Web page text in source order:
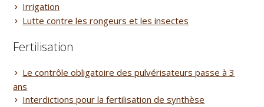
Irrigation
Lutte contre les rongeurs et les insectes
Fertilisation
Le contrôle obligatoire des pulvérisateurs passe à 3
ans
Interdictions pour la fertilisation de synthèse